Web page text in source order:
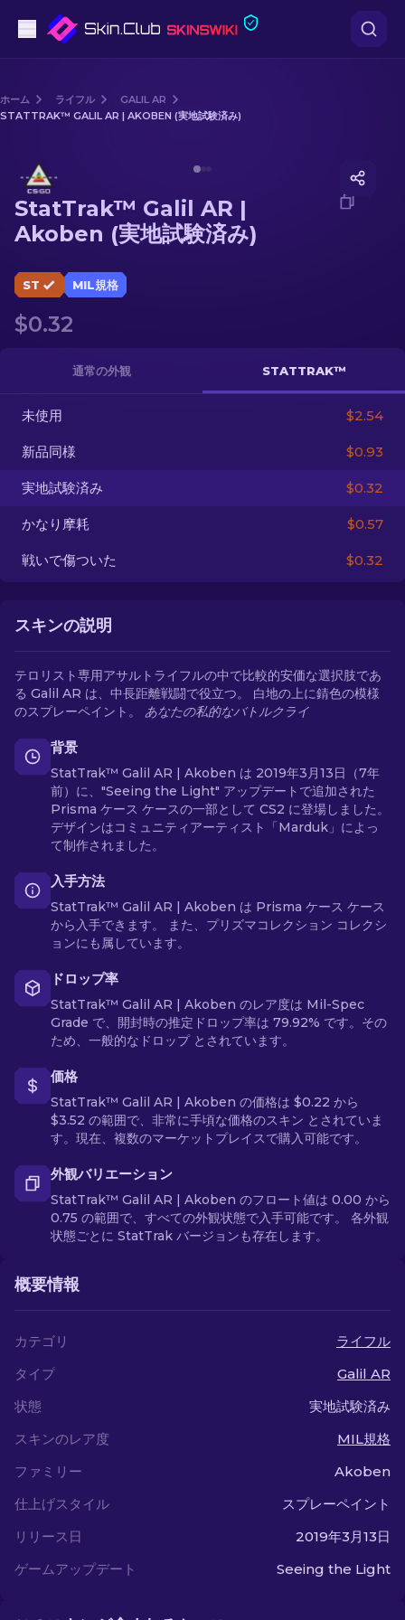
中級
スナイパーライフル
グローブ
JA
ホーム ライフル
GALIL AR
STATTRAK™ GALIL AR | AKOBEN (実地試験済み)
StatTrak™ Galil AR |
Akoben (実地試験済み)
ST MIL規格
$0.32
通常の外観 STATTRAK™
未使用 $2.54
新品同様 $0.93
実地試験済み $0.32
かなり摩耗 $0.57
戦いで傷ついた $0.32
スキンの説明
テロリスト専用アサルトライフルの中で比較的安価な選択肢であ
る Galil AR は、中長距離戦闘で役立つ。 白地の上に錆色の模様
のスプレーペイント。 あなたの私的なバトルクライ
背景
StatTrak™ Galil AR | Akoben は 2019年3月13日（7年
前）に、"Seeing the Light" アップデートで追加された
Prisma ケース ケースの一部として CS2 に登場しました。
デザインはコミュニティアーティスト「Marduk」によっ
て制作されました。
入手方法
StatTrak™ Galil AR | Akoben は Prisma ケース ケース
から入手できます。 また、プリズマコレクション コレクシ
ョンにも属しています。
ドロップ率
StatTrak™ Galil AR | Akoben のレア度は Mil-Spec
Grade で、開封時の推定ドロップ率は 79.92% です。その
ため、一般的なドロップ とされています。
価格
StatTrak™ Galil AR | Akoben の価格は $0.22 から
$3.52 の範囲で、非常に手頃な価格のスキン とされていま
す。現在、複数のマーケットプレイスで購入可能です。
外観バリエーション
StatTrak™ Galil AR | Akoben のフロート値は 0.00 から
0.75 の範囲で、すべての外観状態で入手可能です。 各外観
状態ごとに StatTrak バージョンも存在します。
概要情報
カテゴリ
ライフル
タイプ
Galil AR
状態
実地試験済み
スキンのレア度
MIL規格
ファミリー
Akoben
仕上げスタイル
スプレーペイント
リリース日
2019年3月13日
ゲームアップデート
Seeing the Light